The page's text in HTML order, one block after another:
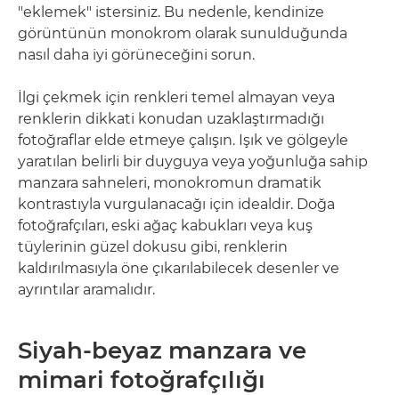
"eklemek" istersiniz. Bu nedenle, kendinize
görüntünün monokrom olarak sunulduğunda
nasıl daha iyi görüneceğini sorun.
İlgi çekmek için renkleri temel almayan veya
renklerin dikkati konudan uzaklaştırmadığı
fotoğraflar elde etmeye çalışın. Işık ve gölgeyle
yaratılan belirli bir duyguya veya yoğunluğa sahip
manzara sahneleri, monokromun dramatik
kontrastıyla vurgulanacağı için idealdir. Doğa
fotoğrafçıları, eski ağaç kabukları veya kuş
tüylerinin güzel dokusu gibi, renklerin
kaldırılmasıyla öne çıkarılabilecek desenler ve
ayrıntılar aramalıdır.
Siyah-beyaz manzara ve
mimari fotoğrafçılığı